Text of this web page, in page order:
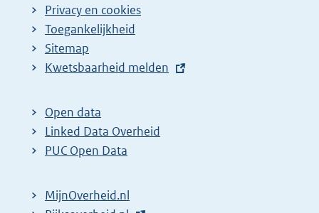
Privacy en cookies
Toegankelijkheid
Sitemap
E
t
e
r
l
Kwetsbaarheid melden
Open data
Linked Data Overheid
PUC Open Data
MijnOverheid.nl